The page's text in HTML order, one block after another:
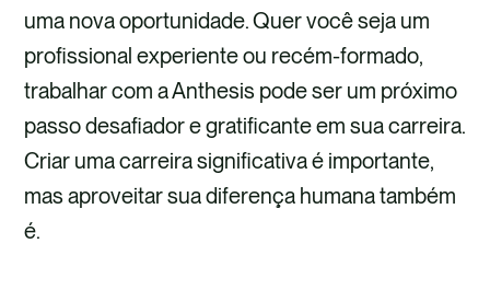
uma nova oportunidade. Quer você seja um
profissional experiente ou recém-formado,
trabalhar com a Anthesis pode ser um próximo
passo desafiador e gratificante em sua carreira.
Criar uma carreira significativa é importante,
mas aproveitar sua diferença humana também
é.